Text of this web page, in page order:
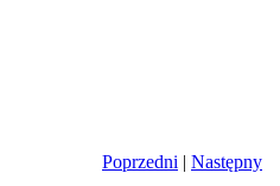
Poprzedni | Następny